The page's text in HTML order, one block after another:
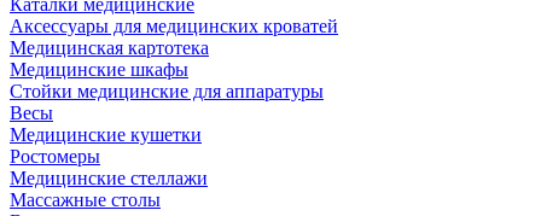
Каталки медицинские
Аксессуары для медицинских кроватей
Медицинская картотека
Медицинские шкафы
Стойки медицинские для аппаратуры
Весы
Медицинские кушетки
Ростомеры
Медицинские стеллажи
Массажные столы